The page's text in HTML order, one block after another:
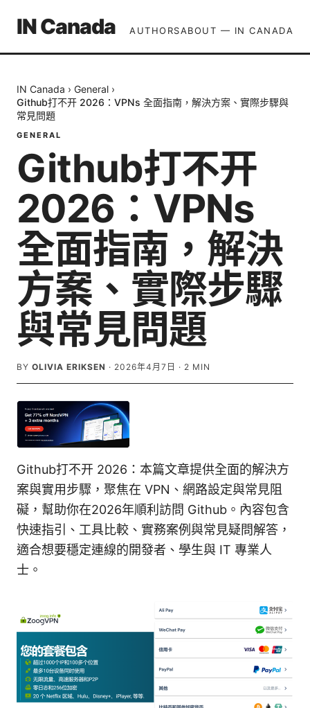
IN Canada AUTHORSABOUT — IN CANADA
IN Canada › General ›
Github打不开 2026：VPNs 全面指南，解決方案、實際步驟與
常見問題
GENERAL
Github打不开
2026：VPNs
全面指南，解決
方案、實際步驟
與常見問題
BY OLIVIA ERIKSEN · 2026年4月7日 · 2 MIN
Github打不开 2026：本篇文章提供全面的解決方
案與實用步驟，聚焦在 VPN、網路設定與常見阻
礙，幫助你在2026年順利訪問 Github。內容包含
快速指引、工具比較、實務案例與常見疑問解答，
適合想要穩定連線的開發者、學生與 IT 專業人
士。